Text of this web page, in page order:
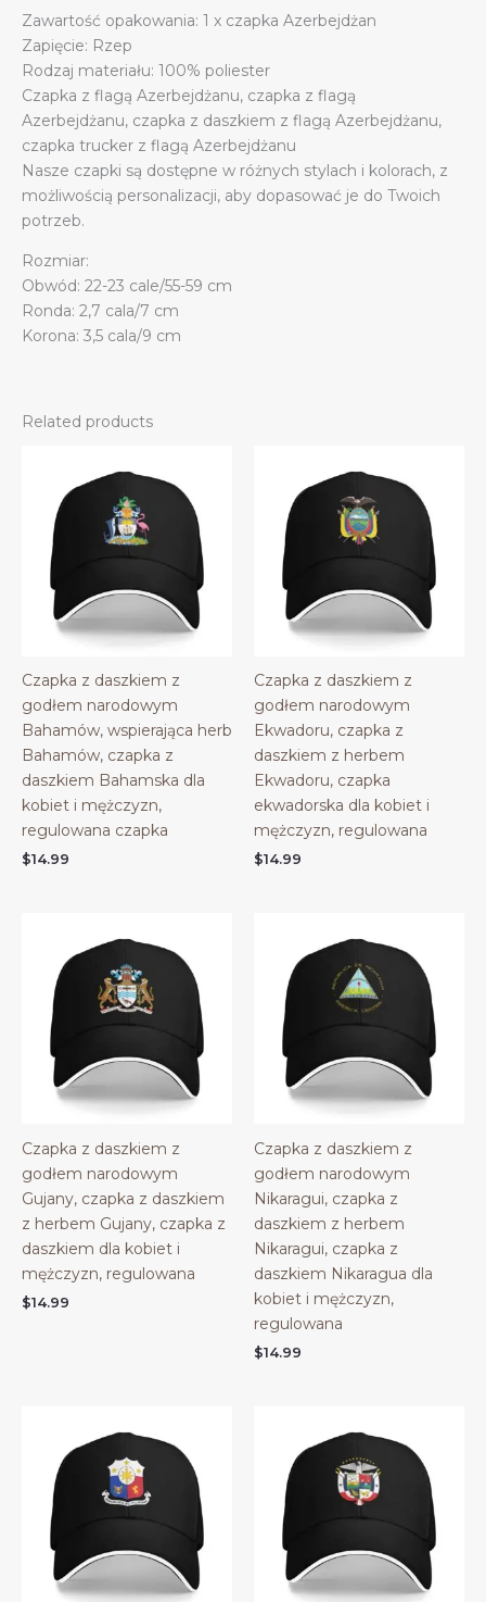
Trucker
quantity
Zawartość opakowania: 1 x czapka Azerbejdżan
Zapięcie: Rzep
Rodzaj materiału: 100% poliester
Czapka z flagą Azerbejdżanu, czapka z flagą
Azerbejdżanu, czapka z daszkiem z flagą Azerbejdżanu,
czapka trucker z flagą Azerbejdżanu
Nasze czapki są dostępne w różnych stylach i kolorach, z
możliwością personalizacji, aby dopasować je do Twoich
potrzeb.
Rozmiar:
Obwód: 22-23 cale/55-59 cm
Ronda: 2,7 cala/7 cm
Korona: 3,5 cala/9 cm
Related products
Czapka z daszkiem z
godłem narodowym
Bahamów, wspierająca herb
Bahamów, czapka z
daszkiem Bahamska dla
kobiet i mężczyzn,
regulowana czapka
$14.99
Czapka z daszkiem z
godłem narodowym
Ekwadoru, czapka z
daszkiem z herbem
Ekwadoru, czapka
ekwadorska dla kobiet i
mężczyzn, regulowana
$14.99
Czapka z daszkiem z
godłem narodowym
Gujany, czapka z daszkiem
z herbem Gujany, czapka z
daszkiem dla kobiet i
mężczyzn, regulowana
$14.99
Czapka z daszkiem z
godłem narodowym
Nikaragui, czapka z
daszkiem z herbem
Nikaragui, czapka z
daszkiem Nikaragua dla
kobiet i mężczyzn,
regulowana
$14.99